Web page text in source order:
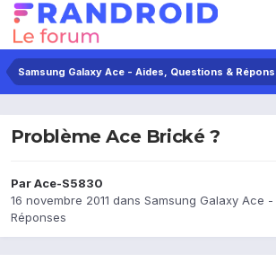
Samsung Galaxy Ace - Aides, Questions &
Problème Ace Brické ?
ParAce-S5830
16 novembre 2011 dans Samsung Galaxy Ace
Réponses